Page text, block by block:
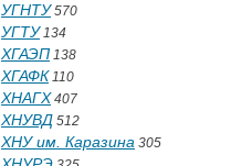
УГНТУ570
УГТУ134
ХГАЭП 138
ХГАФК 110
ХНАГХ 407
ХНУВД 512
ХНУ им. Каразина 305